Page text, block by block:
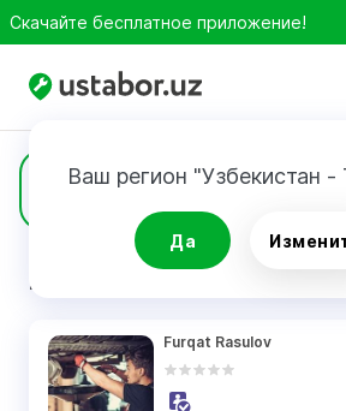
Скачайте бесплатное приложение!
Ваш регион "Узбекистан -
Да
Замена масла и ТО1
РЕЗУЛЬТАТ
Furqat Rasulov